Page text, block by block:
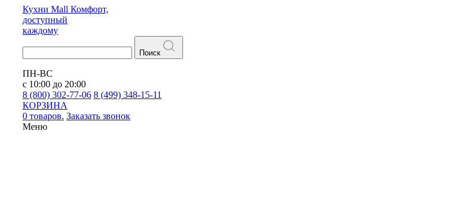
Кухни Mall Комфорт,
доступный
каждому
Поиск
ПН-ВС
с 10:00 до 20:00
8 (800) 302-77-06 8 (499) 348-15-11
КОРЗИНА
0 товаров. Заказать звонок
Меню